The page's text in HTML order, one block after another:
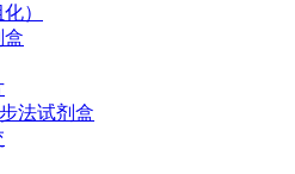
）
盒
法试剂盒